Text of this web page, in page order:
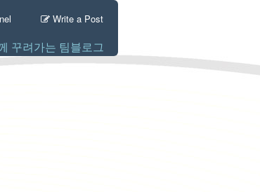
Write a Post
꾸려가는 팀블로그